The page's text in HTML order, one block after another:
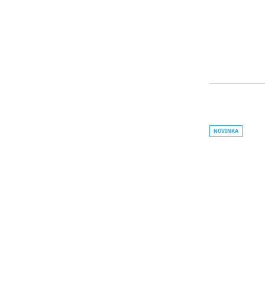
NOVINKA